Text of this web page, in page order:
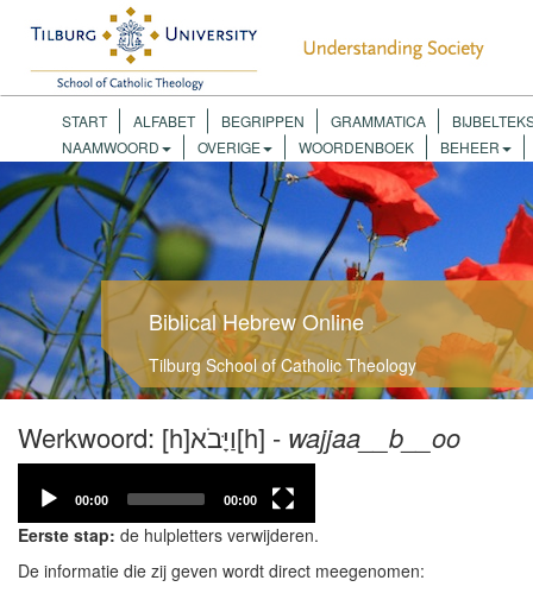
START ALFABET BEGRIPPEN GRAMMATICA
NAAMWOORD
OVERIGE WOORDENBOEK BEHEER
Biblical Hebrew Online
Tilburg School of Catholic Theology
Werkwoord: [h]וַיָּבֹא[h] - wajjaa__b__oo
Player
00:00 00:00
Eerste stap: de hulpletters verwijderen.
De informatie die zij geven wordt direct meegenomen: